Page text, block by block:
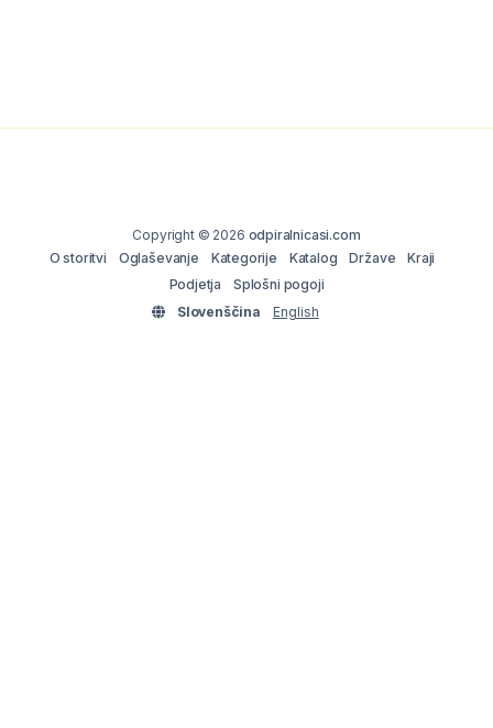
Copyright © 2026 odpiralnicasi.com
O storitvi
Oglaševanje Kategorije Katalog Države
Kraji
Podjetja
Splošni pogoji
Slovenščina
English